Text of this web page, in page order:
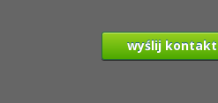
wyślij kontakt